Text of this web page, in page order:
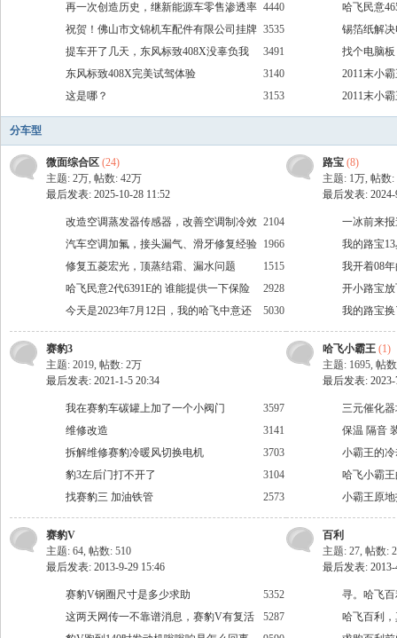
4440
再一次创造历史，继新能源车零售渗透率
突破50%后，上险渗透率也首次突破50%
3535
祝贺！佛山市文锦机车配件有限公司挂牌
上市
3491
提车开了几天，东风标致408X没辜负我
期待
3140
东风标致408X完美试驾体验
3153
这是哪？
哈飞民意
锡箔纸解
找个电脑
2011末小
机型号
2011末小
机型号
分车型
微面综合区 (24)
主题: 2万, 帖数: 42万
最后发表: 2025-10-28 11:52
2104
改造空调蒸发器传感器，改善空调制冷效
果
1966
汽车空调加氟，接头漏气、滑牙修复经验
分享
1515
修复五菱宏光，顶蒸结霜、漏水问题
2928
哈飞民意2代6391E的 谁能提供一下保险
丝盒照片 谢谢
5030
今天是2023年7月12日，我的哈飞中意还
在路上跑长途自驾游。
路宝 (8)
主题: 1万, 帖数:
最后发表: 2024-
一冰前来
我的路宝
看。
我开着08
4200公里
开小路宝
我的路宝
赛豹3
主题: 2019, 帖数: 2万
最后发表: 2021-1-5 20:34
3597
我在赛豹车碳罐上加了一个小阀门
3141
维修改造
3703
拆解维修赛豹冷暖风切换电机
3104
豹3左后门打不开了
2573
找赛豹三 加油铁管
哈飞小霸王 (1)
主题: 1695, 帖
最后发表: 2023-
三元催化
保温 隔音
多处实用
小霸王的
哈飞小霸
小霸王原
响了！
赛豹V
主题: 64, 帖数: 510
最后发表: 2013-9-29 15:46
5352
赛豹V钢圈尺寸是多少求助
5287
这两天网传一不靠谱消息，赛豹V有复活
百利
主题: 27, 帖数:
最后发表: 2013-
寻。哈飞
哈飞百利